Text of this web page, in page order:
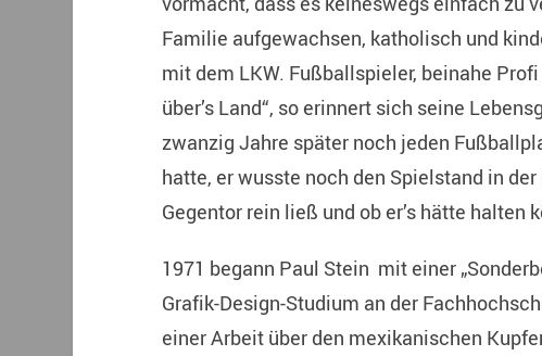
Familie aufgewachsen, katholisch und
mit dem LKW. Fußballspieler, beinahe
über’s Land“, so erinnert sich seine
zwanzig Jahre später noch jeden
hatte, er wusste noch den Spielstand in
Gegentor rein ließ und ob er’s hätte halten
1971 begann Paul Stein mit einer
Grafik-Design-Studium an der
einer Arbeit über den mexikanischen